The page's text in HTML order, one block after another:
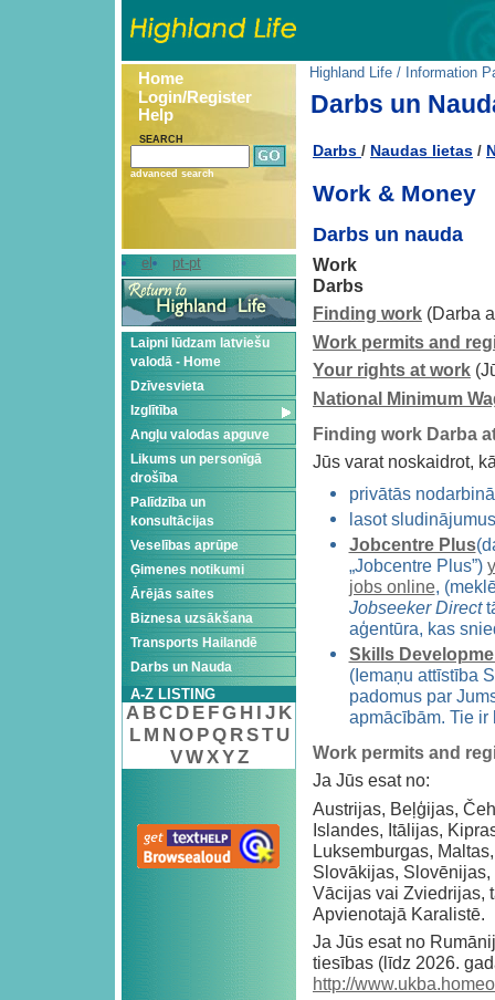
Home
Login/Register
Help
SEARCH
advanced search
el pt-pt
Laipni lūdzam latviešu
valodā - Home
Dzīvesvieta
Izglītība
Angļu valodas apguve
Likums un personīgā
drošība
Palīdzība un
konsultācijas
Veselības aprūpe
Ģimenes notikumi
Ārējās saites
Biznesa uzsākšana
Transports Hailandē
Darbs un Nauda
A-Z LISTING
A BC D E FG H I J K
L M N O PQ RST U
VWXYZ
Highland Life / Information
Darbs un
Darbs / Naudas lietas /
Work & Money
Darbs un nauda
Work
Darbs
Finding work (Darba
Work permits and
Your rights at work
National Minimum
Finding work Darba
Jūs varat noskaidrot,
privātās
lasot
Jobcentre Plus
„Jobcentre Plus”)
jobs online,
Jobseeker Direct
aģentūra, kas
Skills
(Iemaņu attīstība
padomus par
apmācībām. Tie
Work permits and
Ja Jūs esat no:
Austrijas, Beļģijas,
Islandes, Itālijas,
Luksemburgas,
Slovākijas,
Vācijas vai Zviedrijas,
Apvienotajā Karalistē.
Ja Jūs esat no
tiesības (līdz 2026.
http://